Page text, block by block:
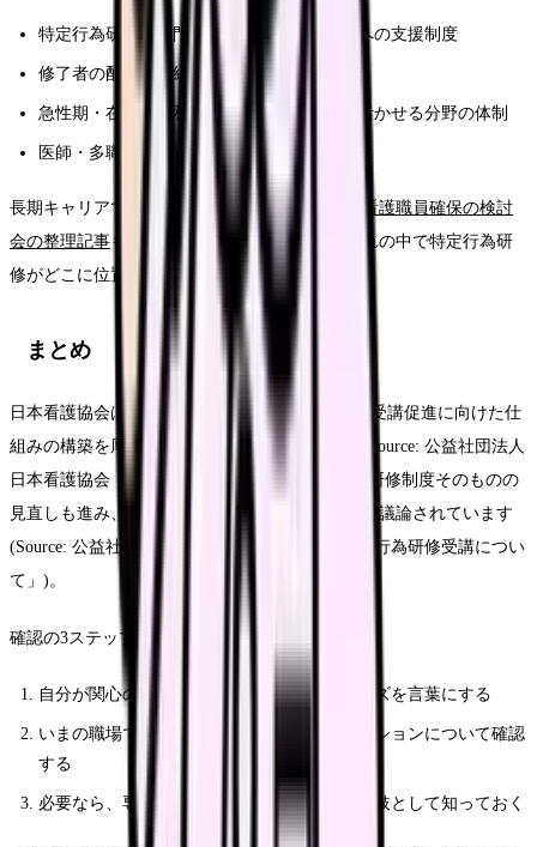
特定行為研修・専門看護師など、専門教育への支援制度
修了者の配置と、組織での活用方法
急性期・在宅・緩和ケアなど、修了行為が活かせる分野の体制
医師・多職種との連携の実態
長期キャリアでの位置づけは、
2040年に向けた看護職員確保の検討
会の整理記事もあわせて読むと、専門教育の流れの中で特定行為研
修がどこに位置するかが見えやすくなります。
まとめ
日本看護協会は2026年5月13日、特定行為研修の受講促進に向けた仕
組みの構築を厚生労働省医政局へ要望しました(Source: 公益社団法人
日本看護協会「ニュースリリース」)。あわせて研修制度そのものの
見直しも進み、効率化と質の維持・向上の両立が議論されています
(Source: 公益社団法人日本看護協会「本会の特定行為研修受講につい
て」)。
確認の3ステップは次のとおりです。
自分が関心のある区分と、現場での実務ニーズを言葉にする
いまの職場で、受講支援・修了後の活用ポジションについて確認
する
必要なら、専門教育に前向きな職場を、選択肢として知っておく